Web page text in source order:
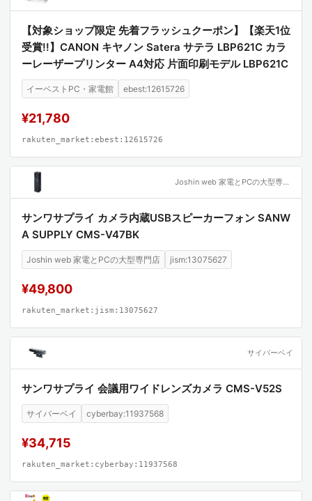
【対象ショップ限定 先着フラッシュクーポン】【楽天1位
受賞!!】CANON キヤノン Satera サテラ LBP621C カラ
ーレーザープリンター A4対応 片面印刷モデル LBP621C
イーベストPC・家電館 ebest:12615726
¥21,780
rakuten_market:ebest:12615726
Joshin web 家電とPCの大型専門店
サンワサプライ カメラ内蔵USBスピーカーフォン SANW
A SUPPLY CMS-V47BK
Joshin web 家電とPCの大型専門店 jism:13075627
¥49,800
rakuten_market:jism:13075627
サイバーベイ
サンワサプライ 会議用ワイドレンズカメラ CMS-V52S
サイバーベイ cyberbay:11937568
¥34,715
rakuten_market:cyberbay:11937568